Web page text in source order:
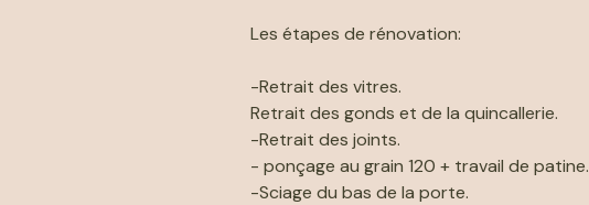
Les étapes de rénovation:
-Retrait des vitres.
Retrait des gonds et de la quincallerie.
-Retrait des joints.
- ponçage au grain 120 + travail de patine.
-Sciage du bas de la porte.